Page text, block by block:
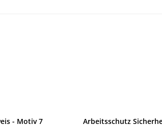
- Motiv 7
Arbeitsschutz